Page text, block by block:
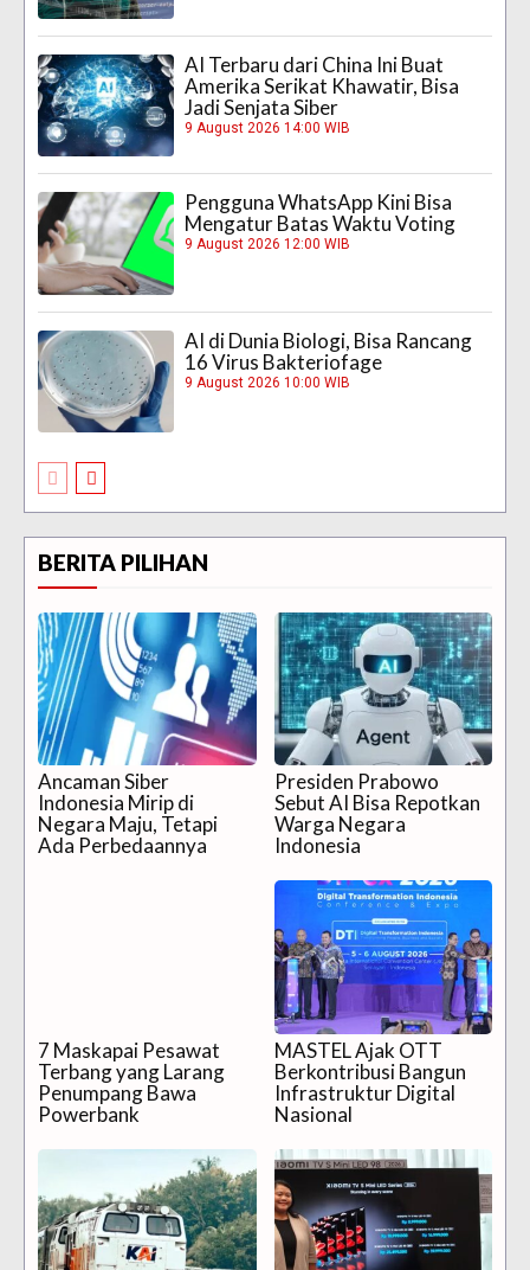
AI Terbaru dari China Ini Buat
Amerika Serikat Khawatir, Bisa
Jadi Senjata Siber
9 August 2026 14:00 WIB
Pengguna WhatsApp Kini Bisa
Mengatur Batas Waktu Voting
9 August 2026 12:00 WIB
AI di Dunia Biologi, Bisa Rancang
16 Virus Bakteriofage
9 August 2026 10:00 WIB
BERITA PILIHAN
Ancaman Siber
Indonesia Mirip di
Negara Maju, Tetapi
Ada Perbedaannya
Presiden Prabowo
Sebut AI Bisa Repotkan
Warga Negara
Indonesia
7 Maskapai Pesawat
Terbang yang Larang
Penumpang Bawa
Powerbank
MASTEL Ajak OTT
Berkontribusi Bangun
Infrastruktur Digital
Nasional